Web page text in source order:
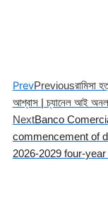
PrevPreviousরামিসা
আশ্বাস | চ্যানেল আই
NextBanco
commencement of
2026-2029 four-